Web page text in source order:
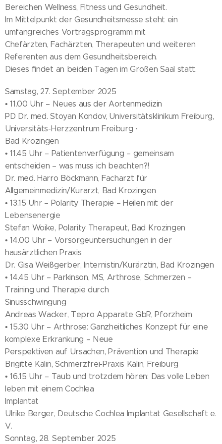
Bereichen Wellness, Fitness und Gesundheit.
Im Mittelpunkt der Gesundheitsmesse steht ein
umfangreiches Vortragsprogramm mit
Chefärzten, Fachärzten, Therapeuten und weiteren
Referenten aus dem Gesundheitsbereich.
Dieses findet an beiden Tagen im Großen Saal statt.
Samstag, 27. September 2025
• 11.00 Uhr – Neues aus der Aortenmedizin
PD Dr. med. Stoyan Kondov, Universitätsklinikum Freiburg,
Universitäts-Herzzentrum Freiburg ·
Bad Krozingen
• 11.45 Uhr – Patientenverfügung – gemeinsam
entscheiden – was muss ich beachten?!
Dr. med. Harro Böckmann, Facharzt für
Allgemeinmedizin/Kurarzt, Bad Krozingen
• 13.15 Uhr – Polarity Therapie – Heilen mit der
Lebensenergie
Stefan Woike, Polarity Therapeut, Bad Krozingen
• 14.00 Uhr – Vorsorgeuntersuchungen in der
hausärztlichen Praxis
Dr. Gisa Weißgerber, Internistin/Kurärztin, Bad Krozingen
• 14.45 Uhr – Parkinson, MS, Arthrose, Schmerzen –
Training und Therapie durch
Sinusschwingung
Andreas Wacker, Tepro Apparate GbR, Pforzheim
• 15.30 Uhr – Arthrose: Ganzheitliches Konzept für eine
komplexe Erkrankung – Neue
Perspektiven auf Ursachen, Prävention und Therapie
Brigitte Kälin, Schmerzfrei-Praxis Kälin, Freiburg
• 16.15 Uhr – Taub und trotzdem hören: Das volle Leben
leben mit einem Cochlea
Implantat
Ulrike Berger, Deutsche Cochlea Implantat Gesellschaft e.
V.
Sonntag, 28. September 2025